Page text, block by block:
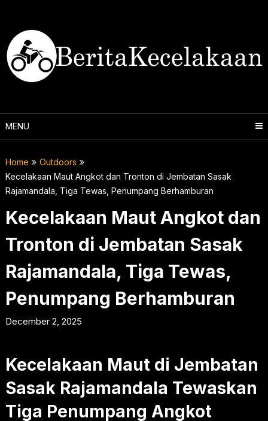
content
MENU
Home
Outdoors
Kecelakaan Maut Angkot dan Tronton di Jembatan Sasak
Rajamandala, Tiga Tewas, Penumpang Berhamburan
Kecelakaan Maut Angkot dan
Tronton di Jembatan Sasak
Rajamandala, Tiga Tewas,
Penumpang Berhamburan
December 2, 2025
Kecelakaan Maut di Jembatan
Sasak Rajamandala Tewaskan
Tiga Penumpang Angkot